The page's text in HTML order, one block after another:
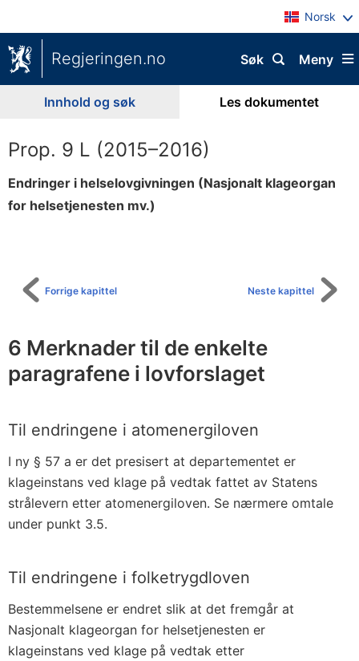
Norsk
Regjeringen.no Meny
Søk
Innhold og søk Les dokumentet
Prop. 9 L (2015–2016)
Endringer i helselovgivningen (Nasjonalt klageorgan
for helsetjenesten mv.)
Neste kapittel
Forrige kapittel
6 Merknader til de enkelte
paragrafene i lovforslaget
Til endringene i atomenergiloven
I ny § 57 a er det presisert at departementet er
klageinstans ved klage på vedtak fattet av Statens
strålevern etter atomenergiloven. Se nærmere omtale
under punkt 3.5.
Til endringene i folketrygdloven
Bestemmelsene er endret slik at det fremgår at
Nasjonalt klageorgan for helsetjenesten er
klageinstans ved klage på vedtak etter